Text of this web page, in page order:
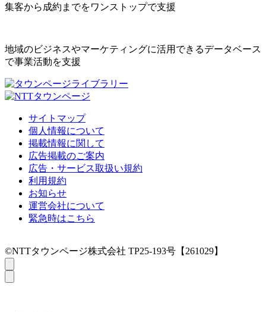
集客から成約までをワンストップで支援
地域のビジネスやマーケティングに活用できるデータベース
で事業活動を支援
サイトマップ
個人情報について
掲載情報に関して
広告掲載のご案内
広告・サービス取扱い規約
利用規約
お知らせ
運営会社について
緊急時はこちら
©NTTタウンページ株式会社 TP25-193号【261029】